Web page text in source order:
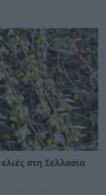
στη Σελλασία